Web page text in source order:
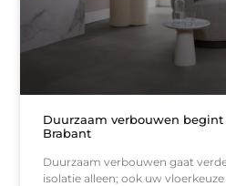
Duurzaam verbouwen
Brabant
Duurzaam verbouwen gaat
isolatie alleen; ook uw